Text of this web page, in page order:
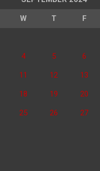
W T F
4 5 6
11 12 13
18 19 20
25 26 27